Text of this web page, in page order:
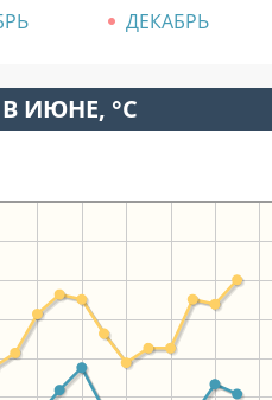
ДЕКАБРЬ
ИЮНЕ, °C